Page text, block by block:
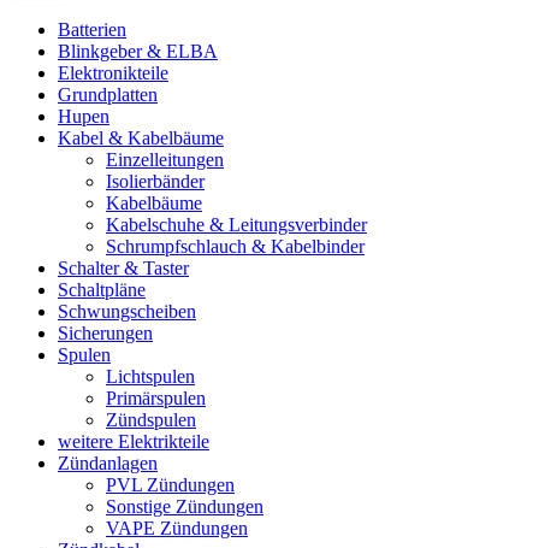
Batterien
Blinkgeber & ELBA
Elektronikteile
Grundplatten
Hupen
Kabel & Kabelbäume
Einzelleitungen
Isolierbänder
Kabelbäume
Kabelschuhe & Leitungsverbinder
Schrumpfschlauch & Kabelbinder
Schalter & Taster
Schaltpläne
Schwungscheiben
Sicherungen
Spulen
Lichtspulen
Primärspulen
Zündspulen
weitere Elektrikteile
Zündanlagen
PVL Zündungen
Sonstige Zündungen
VAPE Zündungen